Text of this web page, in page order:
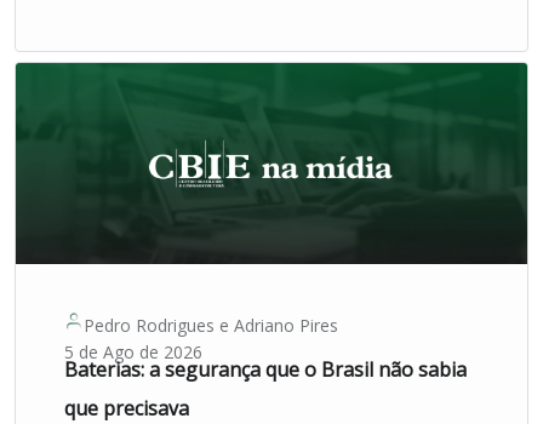
Pedro Rodrigues e Adriano Pires
5 de Ago de 2026
Baterias: a segurança que o Brasil não sabia
que precisava